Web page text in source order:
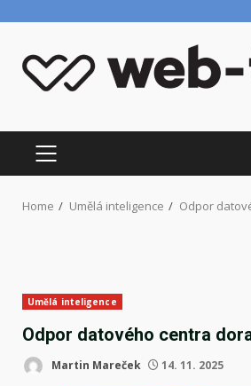
content
PRIMARY
MENU
Home Umělá inteligence Odpor
Umělá inteligence
Odpor datového centra
Martin Mareček 14. 11. 2025